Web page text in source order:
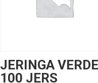
JERINGA VERDE
100 JERS